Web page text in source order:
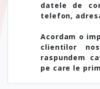
datele de
telefon,
Acordam o
clientilor
raspundem
pe care le